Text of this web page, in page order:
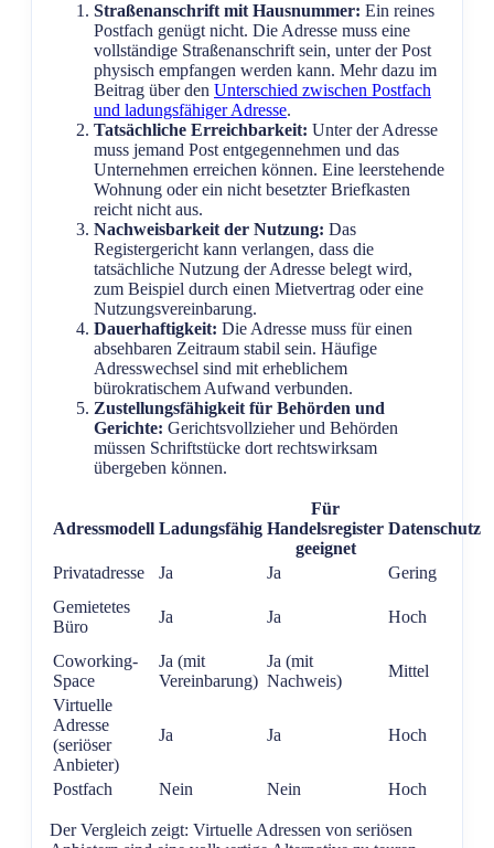
Straßenanschrift mit Hausnummer: Ein reines
Postfach genügt nicht. Die Adresse muss eine
vollständige Straßenanschrift sein, unter der Post
physisch empfangen werden kann. Mehr dazu im
Beitrag über den Unterschied zwischen Postfach
und ladungsfähiger Adresse.
Tatsächliche Erreichbarkeit: Unter der Adresse
muss jemand Post entgegennehmen und das
Unternehmen erreichen können. Eine leerstehende
Wohnung oder ein nicht besetzter Briefkasten
reicht nicht aus.
Nachweisbarkeit der Nutzung: Das
Registergericht kann verlangen, dass die
tatsächliche Nutzung der Adresse belegt wird,
zum Beispiel durch einen Mietvertrag oder eine
Nutzungsvereinbarung.
Dauerhaftigkeit: Die Adresse muss für einen
absehbaren Zeitraum stabil sein. Häufige
Adresswechsel sind mit erheblichem
bürokratischem Aufwand verbunden.
Zustellungsfähigkeit für Behörden und
Gerichte: Gerichtsvollzieher und Behörden
müssen Schriftstücke dort rechtswirksam
übergeben können.
Adressmodell Ladungsfähig
Für
Handelsregister
geeignet
Datenschutz
Privatadresse Ja Ja Gering
Gemietetes
Büro
Ja Ja Hoch
Coworking-
Space
Ja (mit
Vereinbarung)
Ja (mit
Nachweis)
Mittel
Virtuelle
Adresse
(seriöser
Anbieter)
Ja Ja Hoch
Postfach Nein Nein Hoch
Der Vergleich zeigt: Virtuelle Adressen von seriösen